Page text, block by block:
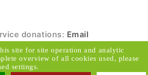
donations: Email
et Changement. Tous
droits réservés.
site for site operation and analytic
overview of all cookies used, please
settings.